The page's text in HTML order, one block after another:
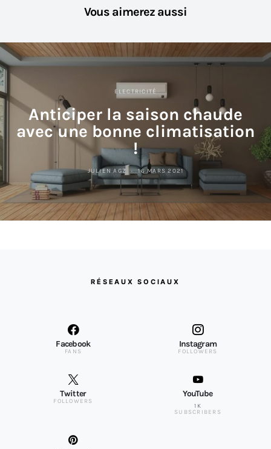
Vous aimerez aussi
ELECTRICITÉ
Anticiper la saison chaude
avec une bonne climatisation
!
JULIEN AGZ 16 MARS 2021
RÉSEAUX SOCIAUX
Facebook
FANS
Instagram
FOLLOWERS
Twitter
FOLLOWERS
YouTube
1K
SUBSCRIBERS